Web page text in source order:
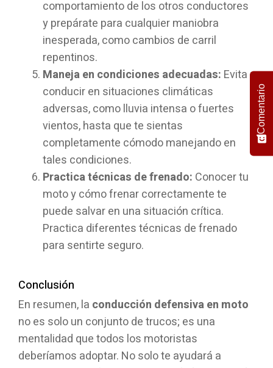
comportamiento de los otros conductores
y prepárate para cualquier maniobra
inesperada, como cambios de carril
repentinos.
Maneja en condiciones adecuadas: Evita
conducir en situaciones climáticas
adversas, como lluvia intensa o fuertes
vientos, hasta que te sientas
completamente cómodo manejando en
tales condiciones.
Practica técnicas de frenado: Conocer tu
moto y cómo frenar correctamente te
puede salvar en una situación crítica.
Practica diferentes técnicas de frenado
para sentirte seguro.
Conclusión
En resumen, la conducción defensiva en moto
no es solo un conjunto de trucos; es una
mentalidad que todos los motoristas
deberíamos adoptar. No solo te ayudará a
Comentario